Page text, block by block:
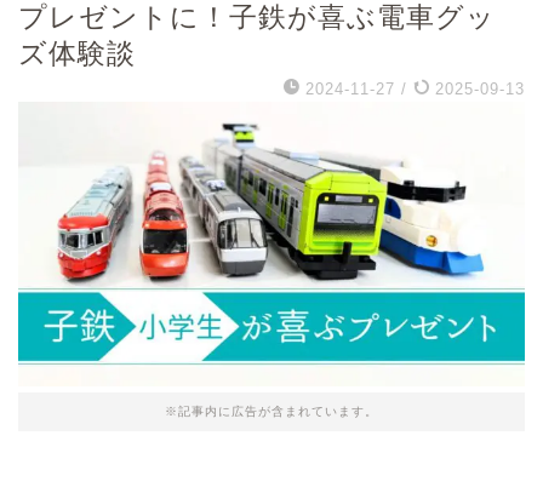
プレゼントに！子鉄が喜ぶ電車グッ
ズ体験談
2024-11-27 / 2025-09-13
※記事内に広告が含まれています。